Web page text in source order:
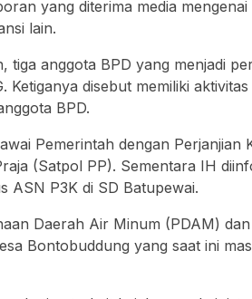
yang diterima media mengenai
lain.
tiga anggota BPD yang menjadi
Ketiganya disebut memiliki
BPD.
Pemerintah dengan Perjanjian
(Satpol PP). Sementara IH
ASN P3K di SD Batupewai.
Daerah Air Minum (PDAM) dan
Bontobuddung yang saat ini